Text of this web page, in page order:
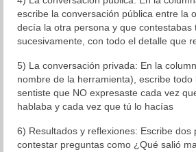
escribe la conversación pública entre la
decía la otra persona y que contestabas
sucesivamente, con todo el detalle que
5) La conversación privada: En la
nombre de la herramienta), escribe todo
sentiste que NO expresaste cada vez
hablaba y cada vez que tú lo hacías
6) Resultados y reflexiones: Escribe dos
contestar preguntas como ¿Qué salió